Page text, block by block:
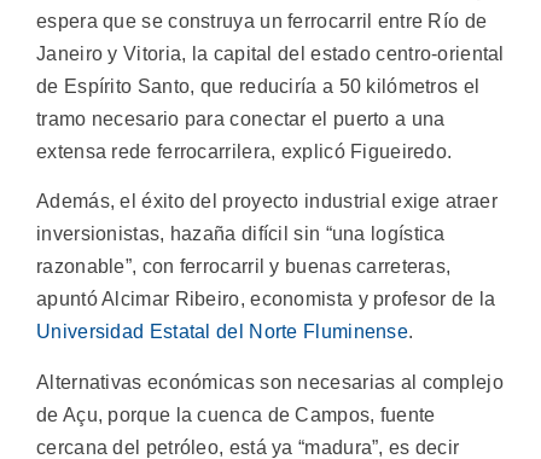
espera que se construya un ferrocarril entre Río de
Janeiro y Vitoria, la capital del estado centro-oriental
de Espírito Santo, que reduciría a 50 kilómetros el
tramo necesario para conectar el puerto a una
extensa rede ferrocarrilera, explicó Figueiredo.
Además, el éxito del proyecto industrial exige atraer
inversionistas, hazaña difícil sin “una logística
razonable”, con ferrocarril y buenas carreteras,
apuntó Alcimar Ribeiro, economista y profesor de la
Universidad Estatal del Norte Fluminense.
Alternativas económicas son necesarias al complejo
de Açu, porque la cuenca de Campos, fuente
cercana del petróleo, está ya “madura”, es decir